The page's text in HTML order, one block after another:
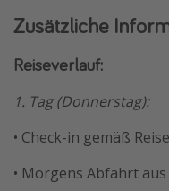
Zusätzliche
Reiseverlauf:
1. Tag (Donnerstag):
• Check-in gemäß
• Morgens Abfahrt